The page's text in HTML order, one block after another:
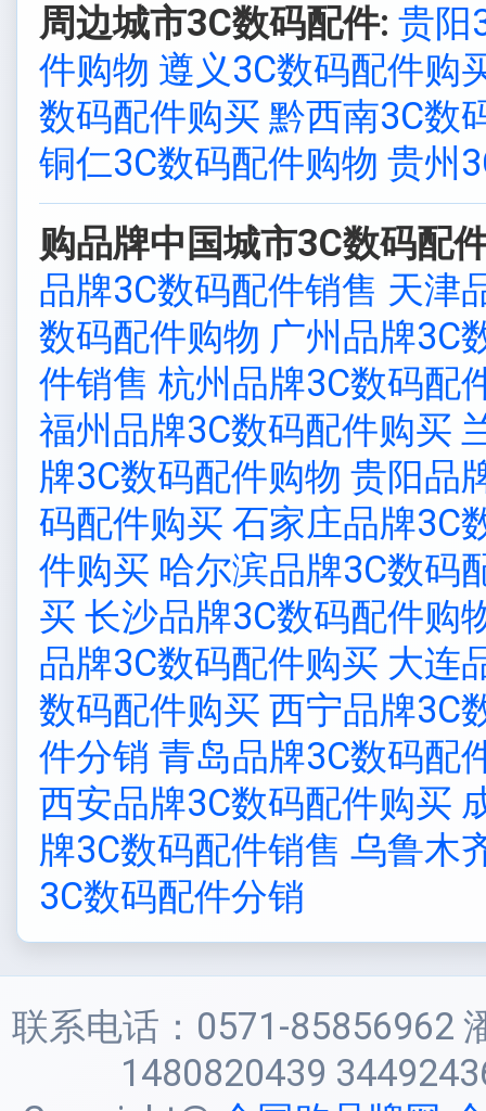
周边城市3C数码配件: 贵阳
件购物 遵义3C数码配件购
数码配件购买 黔西南3C数
铜仁3C数码配件购物 贵州
购品牌中国城市3C数码配
品牌3C数码配件销售 天津
数码配件购物 广州品牌3C
件销售 杭州品牌3C数码配
福州品牌3C数码配件购买
牌3C数码配件购物 贵阳品
码配件购买 石家庄品牌3C
件购买 哈尔滨品牌3C数码
买 长沙品牌3C数码配件购
品牌3C数码配件购买 大连
数码配件购买 西宁品牌3C
件分销 青岛品牌3C数码配
西安品牌3C数码配件购买
牌3C数码配件销售 乌鲁木
3C数码配件分销
联系电话：0571-85856962
1480820439